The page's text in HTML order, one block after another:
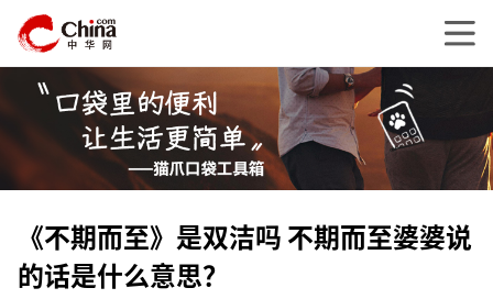
《不期而至》是双洁吗 不期而至婆婆说
的话是什么意思？